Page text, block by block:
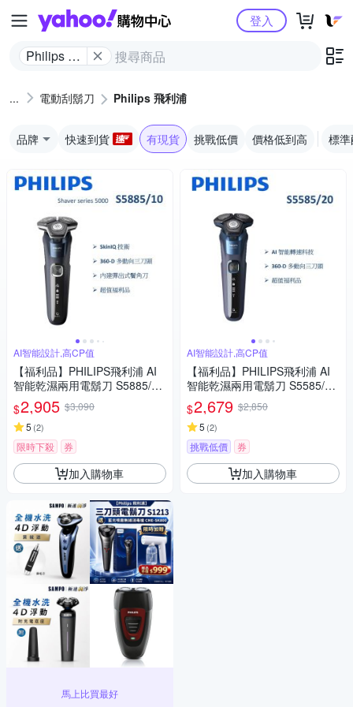
Yahoo購物中心
Philips 飛
登入
電動刮鬍刀 Philips 飛利浦
品牌 快速到貨 有現貨 挑戰低價 價格低到高 標
AI智能設計,高CP值
【福利品】PHILIPS飛利浦 AI
智能乾濕兩用電鬍刀 S5885/10
(一年保固)
$2,905 $3,090
5 (2)
限時下殺 券
加入購物車
馬上比買最好
AI智能設計,高CP值
【福利品】PHILIPS飛利浦 AI
智能乾濕兩用電鬍刀 S5585/20
(一年保固)
$2,679 $2,850
5 (2)
挑戰低價 券
加入購物車